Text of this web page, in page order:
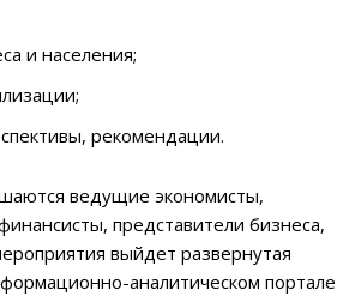
и населения;
рекомендации.
ведущие экономисты,
представители бизнеса,
выйдет развернутая
аналитическом портале